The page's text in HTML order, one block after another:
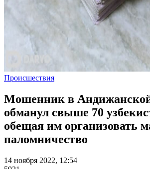
Происшествия
Мошенник в
обманул свыше 70
обещая им организовать
паломничество
14 ноября 2022, 12:54